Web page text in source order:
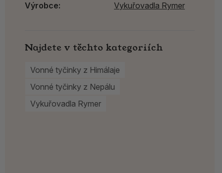
Výrobce:
Vykuřovadla Rymer
Najdete v těchto kategoriích
Vonné tyčinky z Himálaje
Vonné tyčinky z Nepálu
Vykuřovadla Rymer